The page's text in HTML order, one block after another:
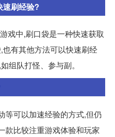
速刷经验?
戏中,刷口袋是一种快速获取
有其他方法可以快速刷经
组队打怪、参与副。
等可以加速经验的方式,但仍
款比较注重游戏体验和玩家